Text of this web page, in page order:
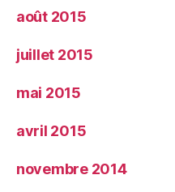
août 2015
juillet 2015
mai 2015
avril 2015
novembre 2014